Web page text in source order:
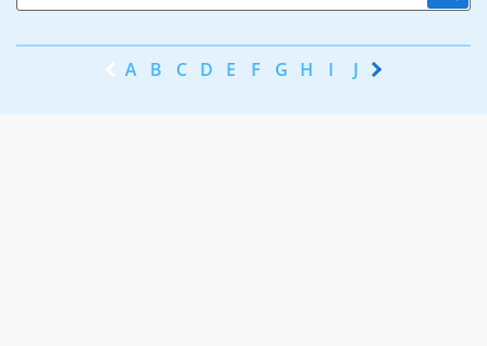
A B C D E F G H I J K